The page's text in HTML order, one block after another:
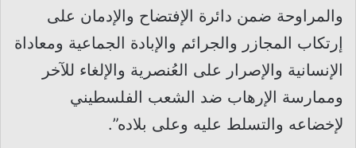
والمراوحة ضمن دائرة الإفتضاح والإدمان على
إرتكاب المجازر والجرائم والإبادة الجماعية ومعاداة
الإنسانية والإصرار على العُنصرية والإلغاء للآخر
وممارسة الإرهاب ضد الشعب الفلسطيني
لإخضاعه والتسلط عليه وعلى بلاده”.